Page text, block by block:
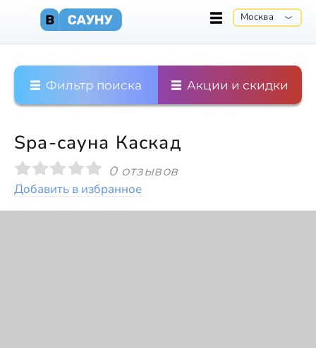
Москва
Фильтр поиска Акции и скидки
Spa-сауна Каскад
0 отзывов
Добавить в избранное